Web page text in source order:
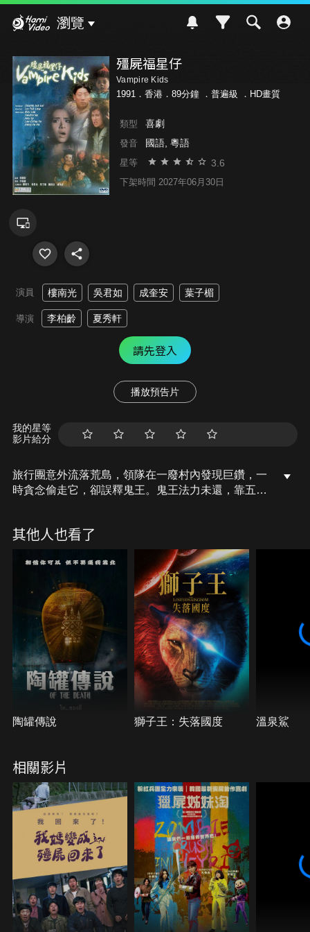
瀏覽
殭屍福星仔
Vampire Kids
1991．香港．89分鐘 ． 普遍級 ．HD畫質
類型 喜劇
發音 國語, 粵語
星等 3.6
下架時間 2027年06月30日
演員 樓南光 吳君如 成奎安 葉子楣
導演 李柏齡 夏秀軒
請先登入
播放預告片
我的星等
影片給分
旅行團意外流落荒島，領隊在一廢村內發現巨鑽，一
時貪念偷走它，卻誤釋鬼王。鬼王法力未還，靠五小
其他人也看了
陶罐傳說 獅子王：失落國度 溫泉鯊
相關影片